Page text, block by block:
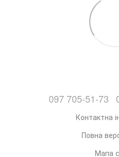
097 705-51-73
Контактна
Повна
Мапа